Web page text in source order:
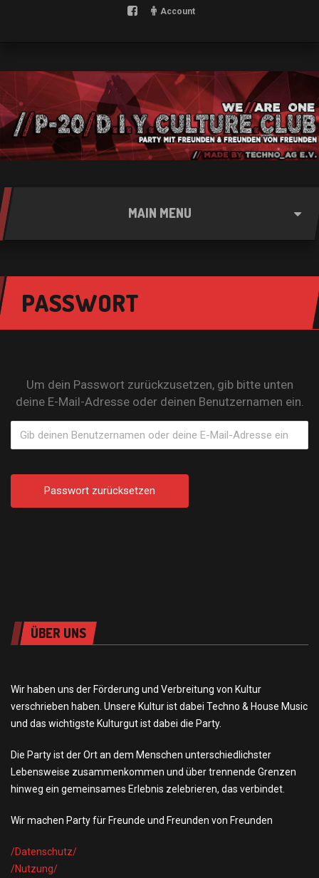
Account
MAIN MENU
PASSWORT
Um dein Passwort zurückzusetzen, gib bitte unten
deine E-Mail-Adresse oder deinen Benutzernamen ein.
ÜBER UNS
Wir haben uns der Förderung und Verbreitung von Kultur
verschrieben haben. Unsere Kultur ist dabei Techno & House Music
und das wichtigste Kulturgut ist dabei die Party.
Die Party ist der Ort an dem Menschen unterschiedlichster
Lebensweise zusammenkommen und über trennende Grenzen
hinweg ein gemeinsames Erlebnis zelebrieren, das verbindet.
Wir machen Party für Freunde und Freunden von Freunden
/Datenschutz/
/Nutzung/